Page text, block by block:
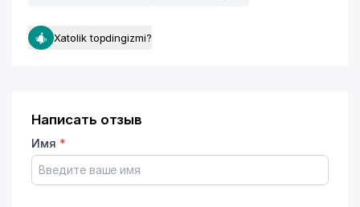
Xatolik topdingizmi?
Написать отзыв
Имя *